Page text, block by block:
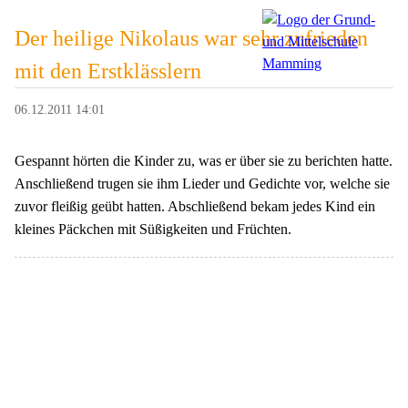
Der heilige Nikolaus war sehr zufrieden
mit den Erstklässlern
06.12.2011 14:01
Gespannt hörten die Kinder zu, was er über sie zu berichten hatte.
Anschließend trugen sie ihm Lieder und Gedichte vor, welche sie
zuvor fleißig geübt hatten. Abschließend bekam jedes Kind ein
kleines Päckchen mit Süßigkeiten und Früchten.